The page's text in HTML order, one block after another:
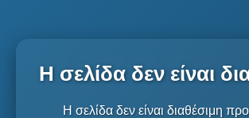
Η σελίδα δεν είναι
Η σελίδα δεν είναι διαθέσιμη